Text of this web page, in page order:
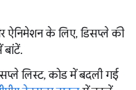
के लिए, डिसप्ले की
लिस्ट, कोड में बदली गई